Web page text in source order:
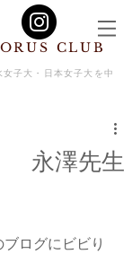
CLUB
子大・日本女子大を中
永澤先生
ログにビビり